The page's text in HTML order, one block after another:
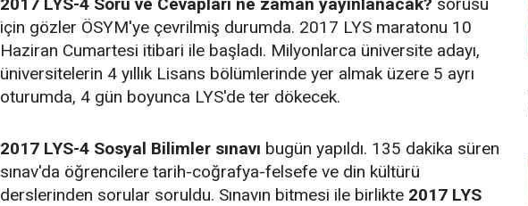
için gözler ÖSYM'ye çevrilmiş durumda. 2017 LYS maratonu 10
Haziran Cumartesi itibari ile başladı. Milyonlarca üniversite adayı,
üniversitelerin 4 yıllık Lisans bölümlerinde yer almak üzere 5 ayrı
oturumda, 4 gün boyunca LYS'de ter dökecek.
2017 LYS-4 Sosyal Bilimler sınavı bugün yapıldı. 135 dakika süren
sınav'da öğrencilere tarih-coğrafya-felsefe ve din kültürü
derslerinden sorular soruldu. Sınavın bitmesi ile birlikte 2017 LYS